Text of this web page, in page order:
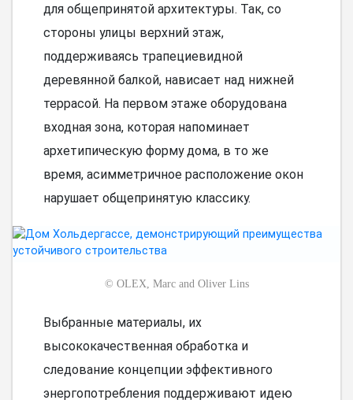
для общепринятой архитектуры. Так, со
стороны улицы верхний этаж,
поддерживаясь трапециевидной
деревянной балкой, нависает над нижней
террасой. На первом этаже оборудована
входная зона, которая напоминает
архетипическую форму дома, в то же
время, асимметричное расположение окон
нарушает общепринятую классику.
© OLEX, Marc and Oliver Lins
Выбранные материалы, их
высококачественная обработка и
следование концепции эффективного
энергопотребления поддерживают идею